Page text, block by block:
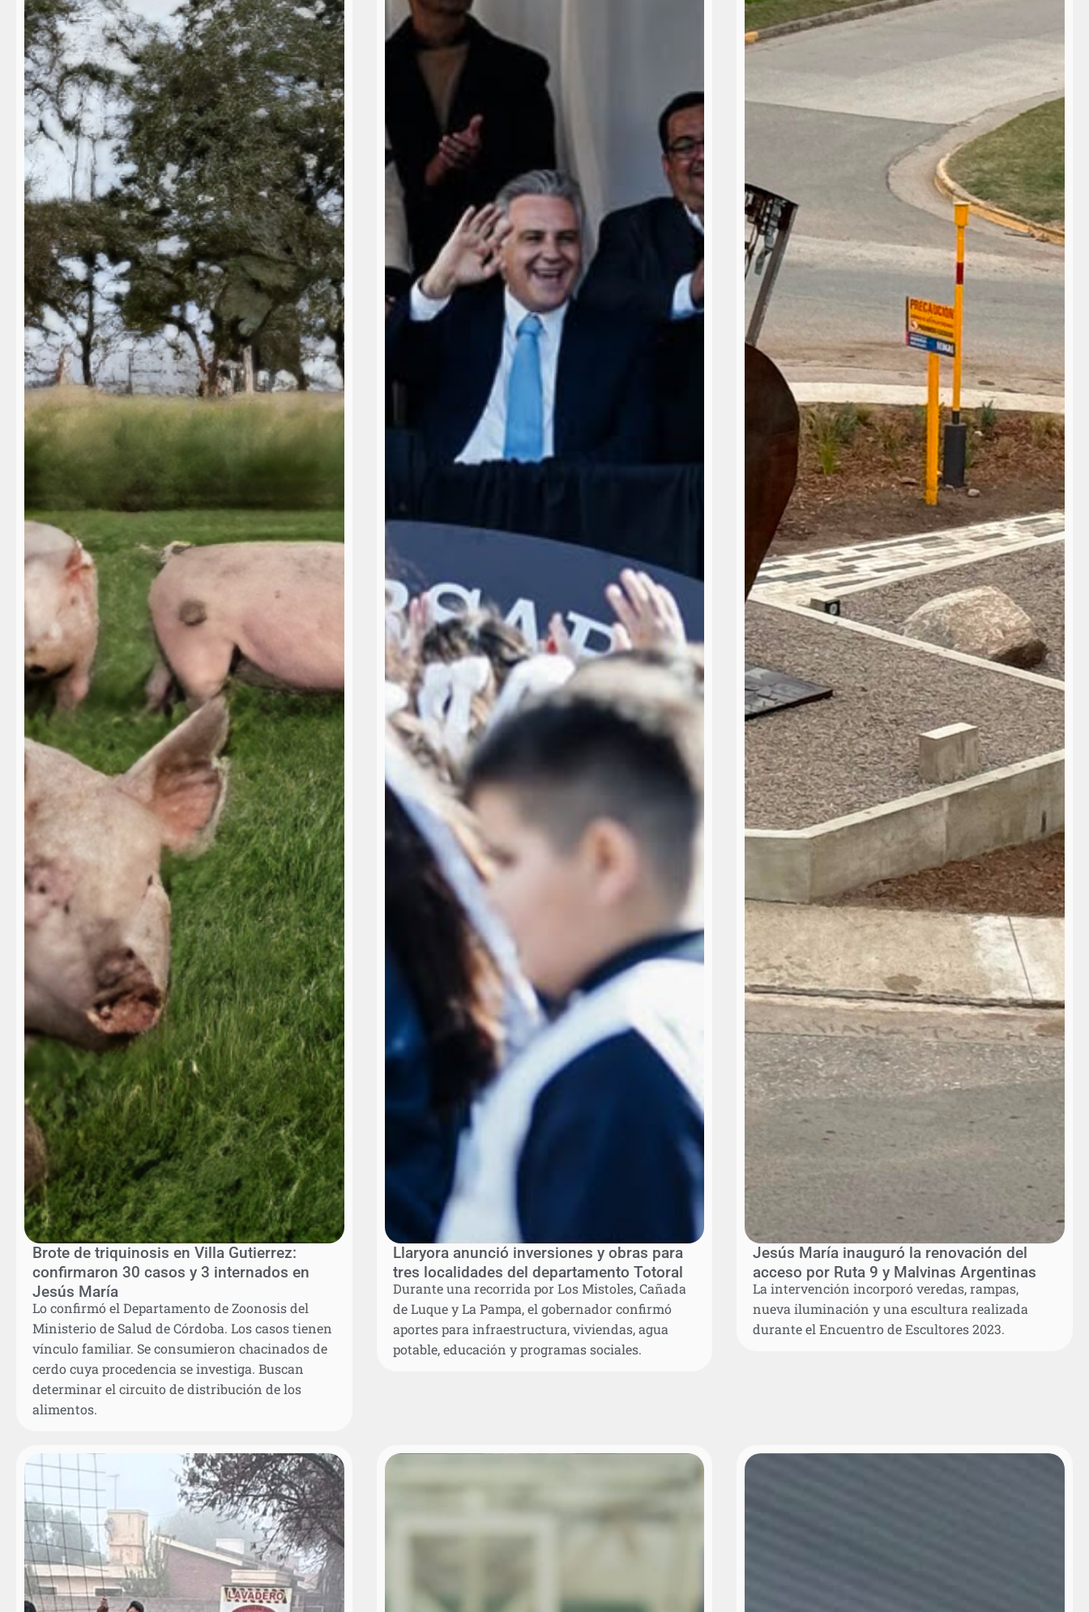
Brote de triquinosis en Villa Gutierrez:
confirmaron 30 casos y 3 internados en
Jesús María
Lo confirmó el Departamento de Zoonosis del
Ministerio de Salud de Córdoba. Los casos tienen
vínculo familiar. Se consumieron chacinados de
cerdo cuya procedencia se investiga. Buscan
determinar el circuito de distribución de los
alimentos.
Llaryora anunció inversiones y obras para
tres localidades del departamento Totoral
Durante una recorrida por Los Mistoles, Cañada
de Luque y La Pampa, el gobernador confirmó
aportes para infraestructura, viviendas, agua
potable, educación y programas sociales.
Jesús María inauguró la renovación del
acceso por Ruta 9 y Malvinas Argentinas
La intervención incorporó veredas, rampas,
nueva iluminación y una escultura realizada
durante el Encuentro de Escultores 2023.